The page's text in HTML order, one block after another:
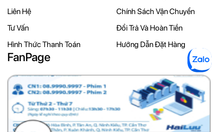
Liên Hệ
Tư Vấn
Hình Thức Thanh Toán
Chính Sách Vận Chuyển
Đổi Trả Và Hoàn Tiền
Hướng Dẫn Đặt Hàng
FanPage